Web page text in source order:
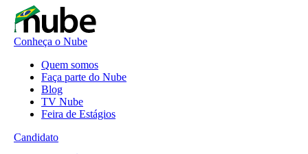
Conheça o Nube
Quem somos
Faça parte do Nube
Blog
TV Nube
Feira de Estágios
Candidato